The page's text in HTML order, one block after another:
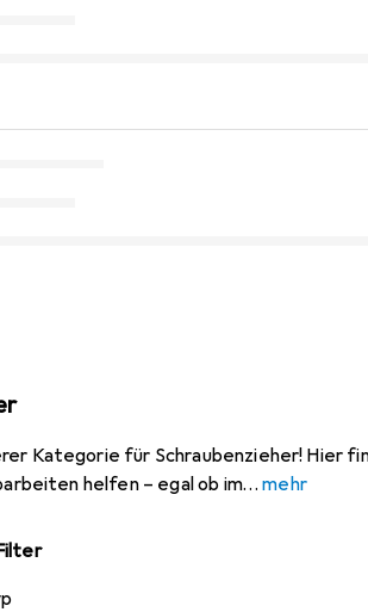
Kategorie für Schraubenzieher! Hier
helfen – egal ob im
mehr